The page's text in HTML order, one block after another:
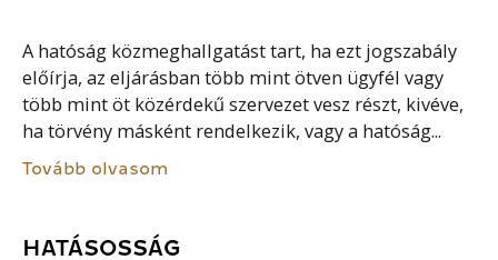
A hatóság közmeghallgatást tart, ha ezt jogszabály
előírja, az eljárásban több mint ötven ügyfél vagy
több mint öt közérdekű szervezet vesz részt, kivéve,
ha törvény másként rendelkezik, vagy a hatóság...
Tovább olvasom
HATÁSOSSÁG